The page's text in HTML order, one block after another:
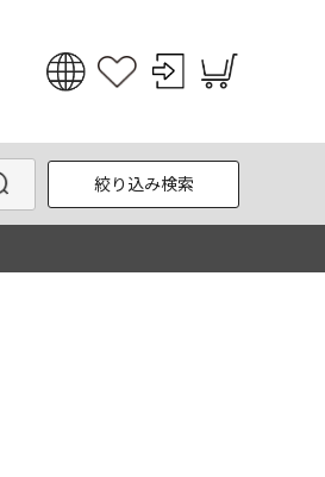
English
한국어
絞り込み検索